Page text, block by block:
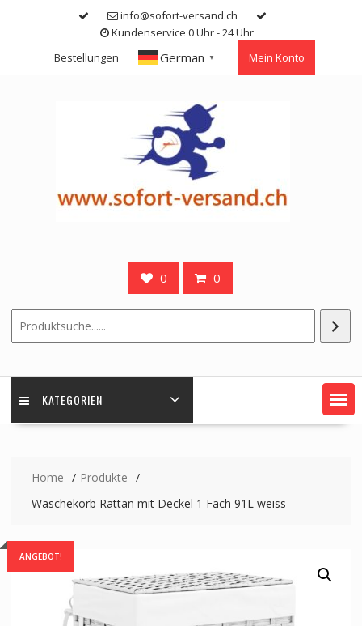
info@sofort-versand.ch
Kundenservice 0 Uhr - 24 Uhr
Bestellungen
German ▼ Mein Konto
0 0
KATEGORIEN
Home
Produkte
Wäschekorb Rattan mit Deckel 1 Fach 91L weiss
ANGEBOT!